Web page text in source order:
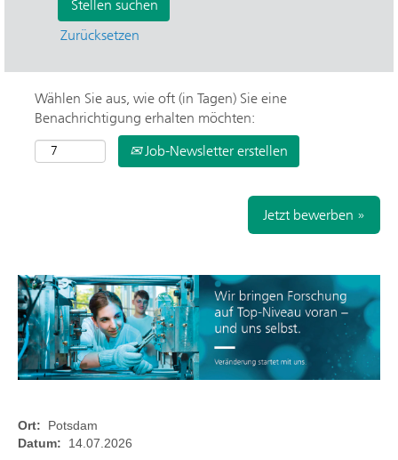
Zurücksetzen
Wählen Sie aus, wie oft (in Tagen) Sie eine
Benachrichtigung erhalten möchten:
Job-Newsletter erstellen
Jetzt bewerben »
Ort: Potsdam
Datum: 14.07.2026